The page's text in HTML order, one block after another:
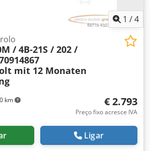
1 /4
km
/ 4B-21S / 202 /
mit 12 Monaten
€ 2.793
Preço fixo acresce IVA
Ligar